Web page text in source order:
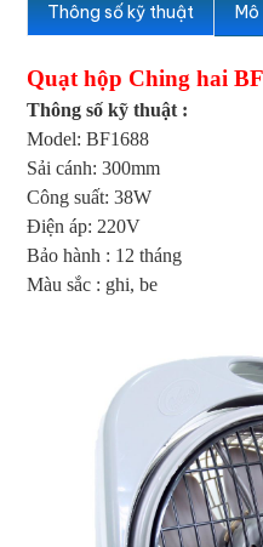
Thông số kỹ thuật
Quạt hộp Ching hai
Thông số kỹ thuật :
Model: BF1688
Sải cánh: 300mm
Công suất: 38W
Điện áp: 220V
Bảo hành : 12 tháng
Màu sắc : ghi, be